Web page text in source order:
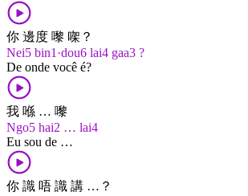
你 邊度 嚟 㗎？
Nei5 bin1·dou6 lai4 gaa3 ?
De onde você é?
我 喺 … 嚟
Ngo5 hai2 … lai4
Eu sou de …
你 識 唔 識 講 …？